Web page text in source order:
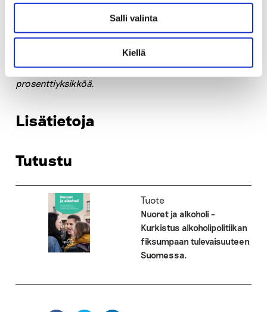
Salli valinta
Kiellä
vastaajaa). Vastaukset kerättiin Gallup Forumissa, joka
on Kantar Publicin käyttämä internet-vastaajapaneeli.
Tulosten tilastollinen virhemarginaali on noin + 3,0
prosenttiyksikköä.
Lisätietoja
Tutustu
Tuote
Nuoret ja alkoholi –
Kurkistus alkoholipolitiikan
fiksumpaan tulevaisuuteen
Suomessa.